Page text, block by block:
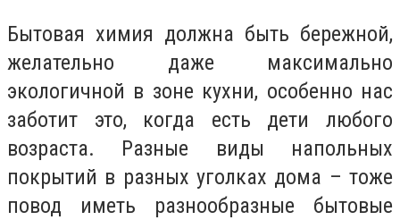
Бытовая химия должна быть бережной,
желательно даже максимально
экологичной в зоне кухни, особенно нас
заботит это, когда есть дети любого
возраста. Разные виды напольных
покрытий в разных уголках дома – тоже
повод иметь разнообразные бытовые